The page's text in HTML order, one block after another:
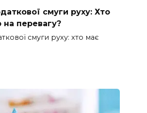
смуги руху: Хто
на перевагу?
смуги руху: хто має